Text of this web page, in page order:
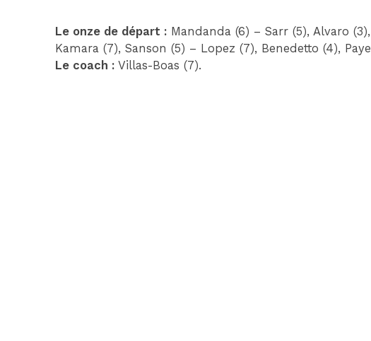
Le onze de départ : Mandanda (6) – Sarr (5), Alvaro
Kamara (7), Sanson (5) – Lopez (7), Benedetto (4),
Le coach : Villas-Boas (7).